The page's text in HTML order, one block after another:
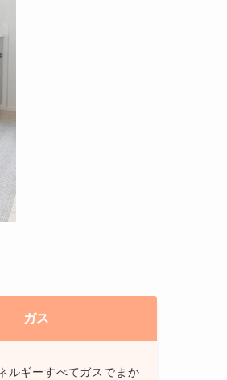
ガス
ルギーすべてガスでまか